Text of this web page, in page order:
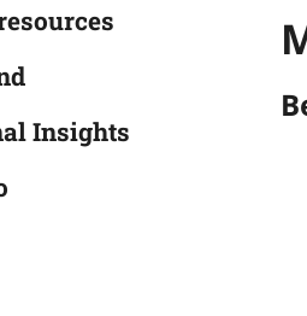
Insights